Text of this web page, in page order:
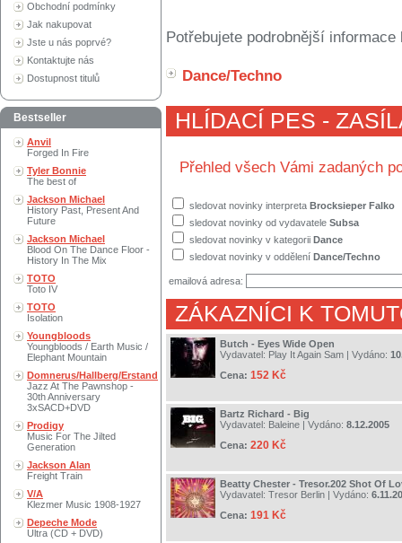
Obchodní podmínky
Jak nakupovat
Jste u nás poprvé?
Kontaktujte nás
Dostupnost titulů
Bestseller
Anvil
Forged In Fire
Tyler Bonnie
The best of
Jackson Michael
History Past, Present And
Future
Jackson Michael
Blood On The Dance Floor -
History In The Mix
TOTO
Toto IV
TOTO
Isolation
Youngbloods
Youngbloods / Earth Music /
Elephant Mountain
Domnerus/Hallberg/Erstand
Jazz At The Pawnshop -
30th Anniversary
3xSACD+DVD
Prodigy
Music For The Jilted
Generation
Jackson Alan
Freight Train
V/A
Klezmer Music 1908-1927
Depeche Mode
Ultra (CD + DVD)
Potřebujete podrobnější
Dance/Techno
HLÍDACÍ PES -
Přehled všech Vámi zadaných
sledovat novinky interpreta Brocksieper Falko
sledovat novinky od vydavatele Subsa
sledovat novinky v kategorii Dance
sledovat novinky v oddělení Dance/Techno
emailová adresa:
ZÁKAZNÍCI K
Butch - Eyes Wide Open
Vydavatel: Play It Again Sam | Vydáno:
Cena: 152 Kč
Bartz Richard - Big
Vydavatel: Baleine | Vydáno: 8.12.2005
Cena: 220 Kč
Beatty Chester - Tresor.202 Shot Of
Vydavatel: Tresor Berlin | Vydáno:
Cena: 191 Kč